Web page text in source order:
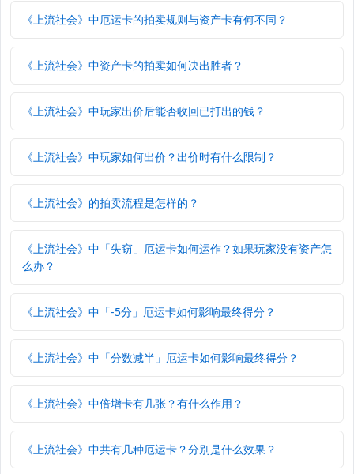
《上流社会》中厄运卡的拍卖规则与资产卡有何不同？
《上流社会》中资产卡的拍卖如何决出胜者？
《上流社会》中玩家出价后能否收回已打出的钱？
《上流社会》中玩家如何出价？出价时有什么限制？
《上流社会》的拍卖流程是怎样的？
《上流社会》中「失窃」厄运卡如何运作？如果玩家没有资产怎
么办？
《上流社会》中「-5分」厄运卡如何影响最终得分？
《上流社会》中「分数减半」厄运卡如何影响最终得分？
《上流社会》中倍增卡有几张？有什么作用？
《上流社会》中共有几种厄运卡？分别是什么效果？